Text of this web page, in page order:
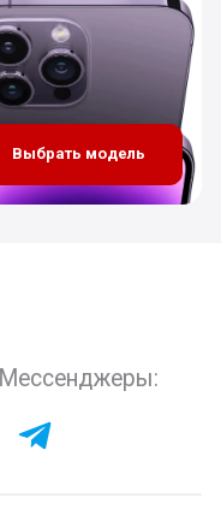
Выбрать модель
Мессенджеры: